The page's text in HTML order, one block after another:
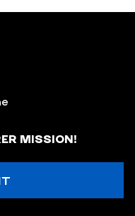
MISSION!